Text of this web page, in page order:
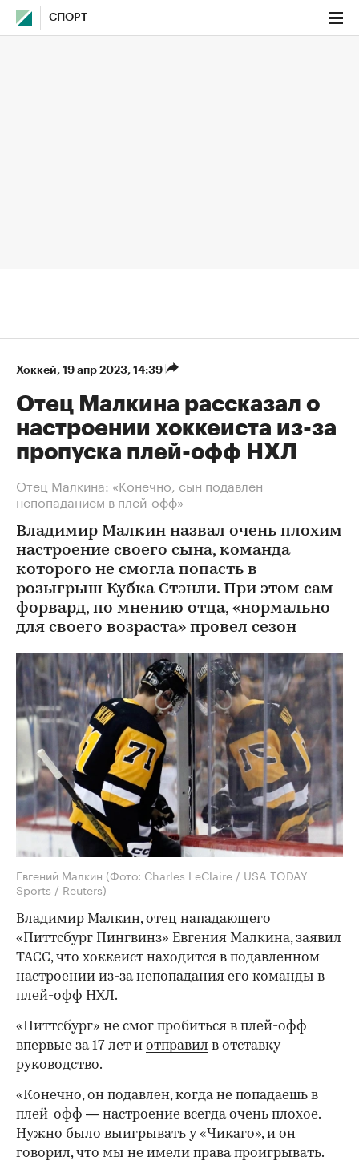
СПОРТ
Хоккей⁠, 19 апр 2023, 14:39
Отец Малкина рассказал о
настроении хоккеиста из-за
пропуска плей-офф НХЛ
Отец Малкина: «Конечно, сын подавлен
непопаданием в плей-офф»
Владимир Малкин назвал очень плохим
настроение своего сына, команда
которого не смогла попасть в
розыгрыш Кубка Стэнли. При этом сам
форвард, по мнению отца, «нормально
для своего возраста» провел сезон
Евгений Малкин (Фото: Charles LeClaire / USA TODAY
Sports / Reuters)
Владимир Малкин, отец нападающего
«Питтсбург Пингвинз» Евгения Малкина, заявил
ТАСС, что хоккеист находится в подавленном
настроении из-за непопадания его команды в
плей-офф НХЛ.
«Питтсбург» не смог пробиться в плей-офф
впервые за 17 лет и отправил в отставку
руководство.
«Конечно, он подавлен, когда не попадаешь в
плей-офф — настроение всегда очень плохое.
Нужно было выигрывать у «Чикаго», и он
говорил, что мы не имели права проигрывать.